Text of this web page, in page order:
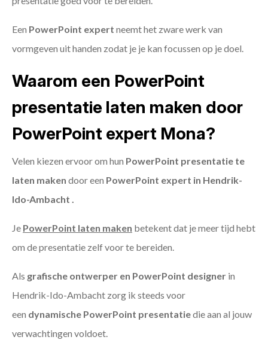
Een PowerPoint expert neemt het zware werk van
vormgeven uit handen zodat je je kan focussen op je doel.
Waarom een PowerPoint
presentatie laten maken door
PowerPoint expert Mona?
Velen kiezen ervoor om hun PowerPoint presentatie te
laten maken door een PowerPoint expert in Hendrik-
Ido-Ambacht .
Je PowerPoint laten maken betekent dat je meer tijd hebt
om de presentatie zelf voor te bereiden.
Als grafische ontwerper en PowerPoint designer in
Hendrik-Ido-Ambacht zorg ik steeds voor
een dynamische PowerPoint presentatiedie aan al jouw
verwachtingen voldoet.